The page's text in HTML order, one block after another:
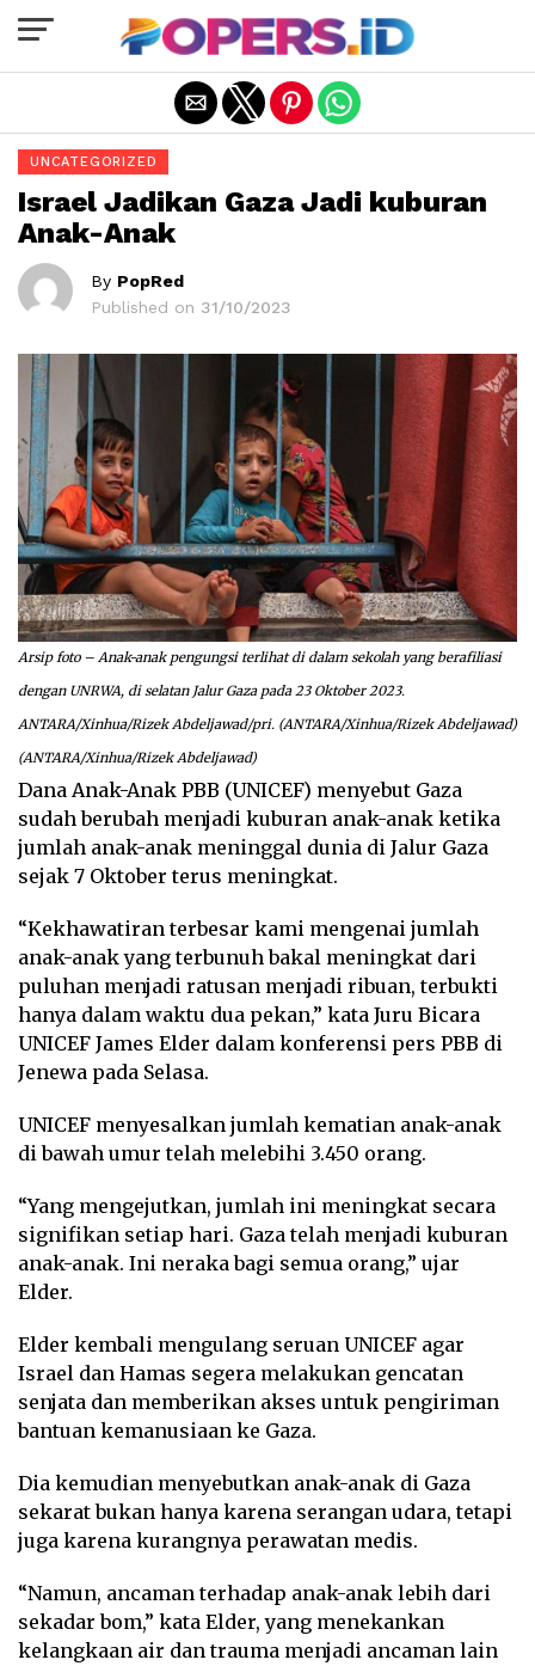
UNCATEGORIZED
Israel Jadikan Gaza Jadi kuburan
Anak-Anak
By PopRed
Published on 31/10/2023
Arsip foto – Anak-anak pengungsi terlihat di dalam sekolah yang berafiliasi
dengan UNRWA, di selatan Jalur Gaza pada 23 Oktober 2023.
ANTARA/Xinhua/Rizek Abdeljawad/pri. (ANTARA/Xinhua/Rizek Abdeljawad)
(ANTARA/Xinhua/Rizek Abdeljawad)
Dana Anak-Anak PBB (UNICEF) menyebut Gaza
sudah berubah menjadi kuburan anak-anak ketika
jumlah anak-anak meninggal dunia di Jalur Gaza
sejak 7 Oktober terus meningkat.
“Kekhawatiran terbesar kami mengenai jumlah
anak-anak yang terbunuh bakal meningkat dari
puluhan menjadi ratusan menjadi ribuan, terbukti
hanya dalam waktu dua pekan,” kata Juru Bicara
UNICEF James Elder dalam konferensi pers PBB di
Jenewa pada Selasa.
UNICEF menyesalkan jumlah kematian anak-anak
di bawah umur telah melebihi 3.450 orang.
“Yang mengejutkan, jumlah ini meningkat secara
signifikan setiap hari. Gaza telah menjadi kuburan
anak-anak. Ini neraka bagi semua orang,” ujar
Elder.
Elder kembali mengulang seruan UNICEF agar
Israel dan Hamas segera melakukan gencatan
senjata dan memberikan akses untuk pengiriman
bantuan kemanusiaan ke Gaza.
Dia kemudian menyebutkan anak-anak di Gaza
sekarat bukan hanya karena serangan udara, tetapi
juga karena kurangnya perawatan medis.
“Namun, ancaman terhadap anak-anak lebih dari
sekadar bom,” kata Elder, yang menekankan
kelangkaan air dan trauma menjadi ancaman lain
Exit mobile version